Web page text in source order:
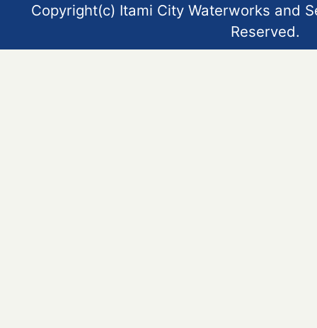
Copyright(c) Itami City Waterworks and
Reserved.